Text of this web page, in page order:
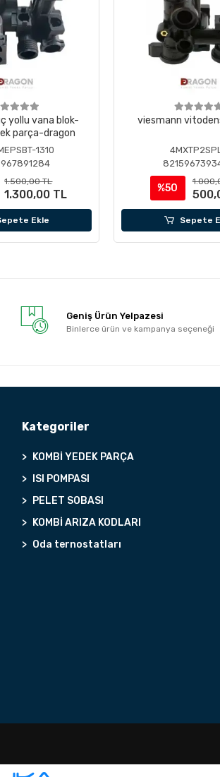
yollu vana blok-
parça-dragon
1310
1.500,00 TL
1.300,00 TL
Ekle
viesmann
%50
Sepete
Geniş Ürün Yelpazesi
Binlerce ürün ve kampanya seçeneği
Kategoriler
KOMBİ YEDEK PARÇA
ISI POMPASI
PELET SOBASI
KOMBİ ARIZA KODLARI
Oda ternostatları